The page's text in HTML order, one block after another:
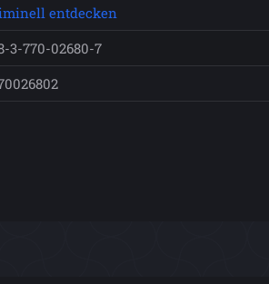
entdecken
3-770-02680-7